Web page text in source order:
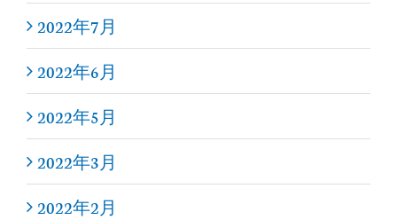
2022年7月
2022年6月
2022年5月
2022年3月
2022年2月